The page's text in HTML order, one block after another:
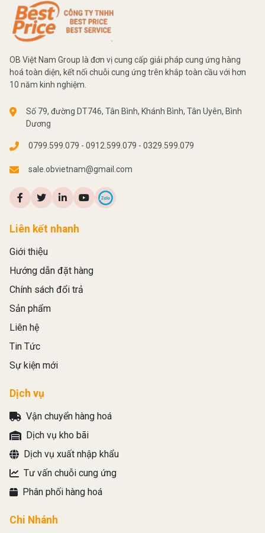
OB Việt Nam Group là đơn vị cung cấp giải pháp cung ứng hàng
hoá toàn diện, kết nối chuỗi cung ứng trên khắp toàn cầu với hơn
10 năm kinh nghiệm.
Số 79, đường DT746, Tân Bình, Khánh Bình, Tân Uyên, Bình
Dương
0799.599.079 - 0912.599.079 - 0329.599.079
sale.obvietnam@gmail.com
Liên kết nhanh
Giới thiệu
Hướng dẫn đặt hàng
Chính sách đổi trả
Sản phẩm
Liên hệ
Tin Tức
Sự kiện mới
Dịch vụ
Vận chuyển hàng hoá
Dịch vụ kho bãi
Dịch vụ xuất nhập khẩu
Tư vấn chuỗi cung ứng
Phân phối hàng hoá
Chi Nhánh